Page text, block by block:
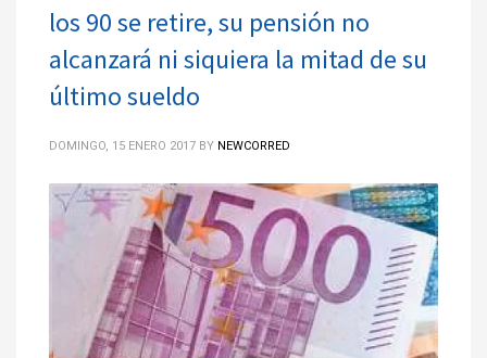
los 90 se retire, su pensión no
alcanzará ni siquiera la mitad de su
último sueldo
DOMINGO, 15 ENERO 2017 BY NEWCORRED